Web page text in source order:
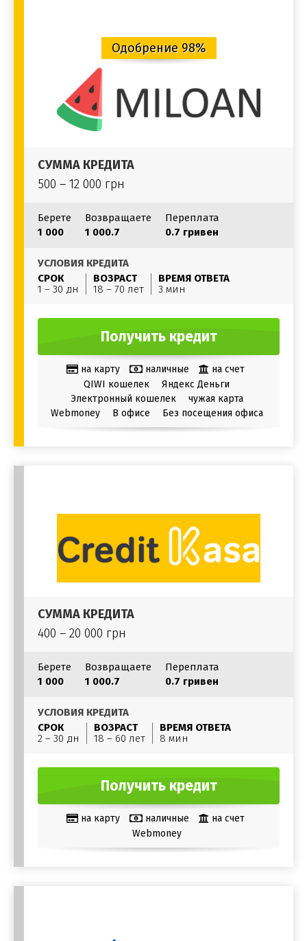
Одобрение 98%
СУММА КРЕДИТА
500 – 12 000 грн
Берете
1 000
Возвращаете
1 000.7
Переплата
0.7 гривен
УСЛОВИЯ КРЕДИТА
СРОК
1 – 30 дн
ВОЗРАСТ
18 – 70 лет
ВРЕМЯ ОТВЕТА
3 мин
Получить кредит
на карту наличные
на счет
QIWI кошелек
Яндекс Деньги
Электронный кошелек
чужая карта
Webmoney
В офисе Без посещения офиса
СУММА КРЕДИТА
400 – 20 000 грн
Берете
1 000
Возвращаете
1 000.7
Переплата
0.7 гривен
УСЛОВИЯ КРЕДИТА
СРОК
2 – 30 дн
ВОЗРАСТ
18 – 60 лет
ВРЕМЯ ОТВЕТА
8 мин
Получить кредит
на карту наличные
на счет
Webmoney